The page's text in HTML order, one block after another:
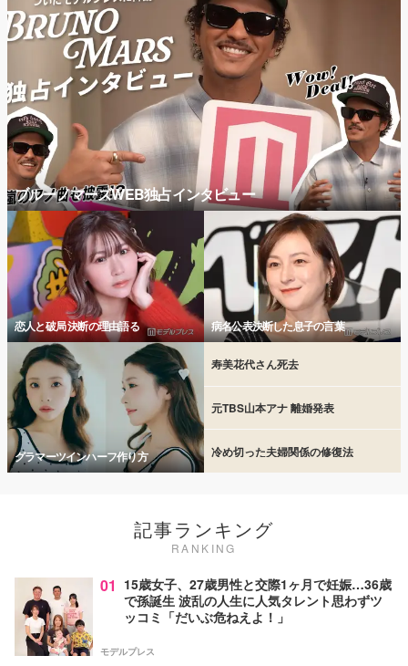
ブルーノマーズWEB独占インタビュー
恋人と破局 決断の理由語る 病名公表決断した息子の言葉
グラマーツインハーフ作り方
寿美花代さん死去
元TBS山本アナ 離婚発表
冷め切った夫婦関係の修復法
記事ランキング
RANKING
01 15歳女子、27歳男性と交際1ヶ月で妊娠…36歳
で孫誕生 波乱の人生に人気タレント思わずツ
ッコミ「だいぶ危ねえよ！」
モデルプレス